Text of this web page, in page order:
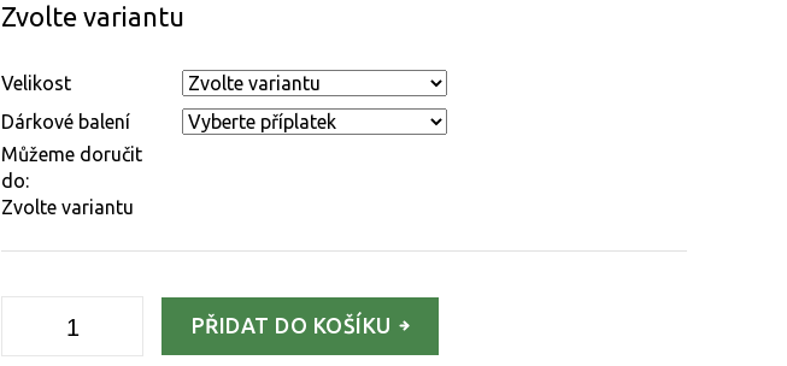
Zvolte variantu
Velikost
Dárkové balení
Můžeme doručit
do:
Zvolte variantu
PŘIDAT DO KOŠÍKU